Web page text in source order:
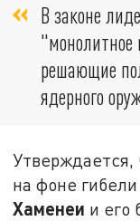
В законе
"монолитное
решающие
ядерного
Утверждается,
на фоне
Хаменеи и его